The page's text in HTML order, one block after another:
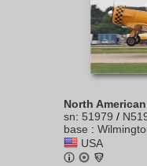
North
sn: 51979 /
base :
USA